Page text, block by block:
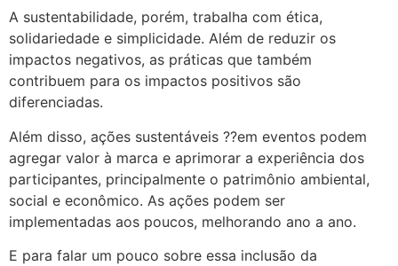
A sustentabilidade, porém, trabalha com ética,
solidariedade e simplicidade. Além de reduzir os
impactos negativos, as práticas que também
contribuem para os impactos positivos são
diferenciadas.
Além disso, ações sustentáveis ??em eventos podem
agregar valor à marca e aprimorar a experiência dos
participantes, principalmente o patrimônio ambiental,
social e econômico. As ações podem ser
implementadas aos poucos, melhorando ano a ano.
E para falar um pouco sobre essa inclusão da